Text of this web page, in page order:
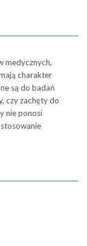
medycznych,
charakter
są do badań
czy zachęty do
nie ponosi